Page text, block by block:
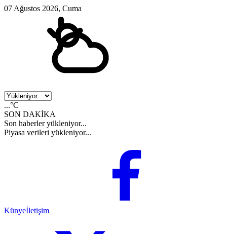
07 Ağustos 2026, Cuma
...°C
SON DAKİKA
Son haberler yükleniyor...
Piyasa verileri yükleniyor...
Künyeİletişim